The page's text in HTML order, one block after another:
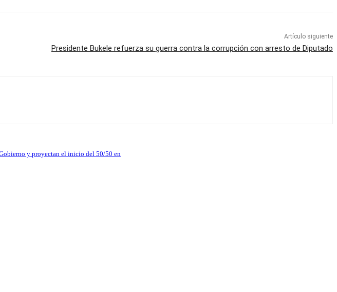
Artículo siguiente
Presidente Bukele refuerza su guerra contra la corrupción con arresto de Diputado
y proyectan el inicio del 50/50 en